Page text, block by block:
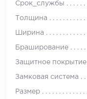
Срок_службы
Толщина
Ширина
Браширование
Защитное покрытие
Замковая система
Размер